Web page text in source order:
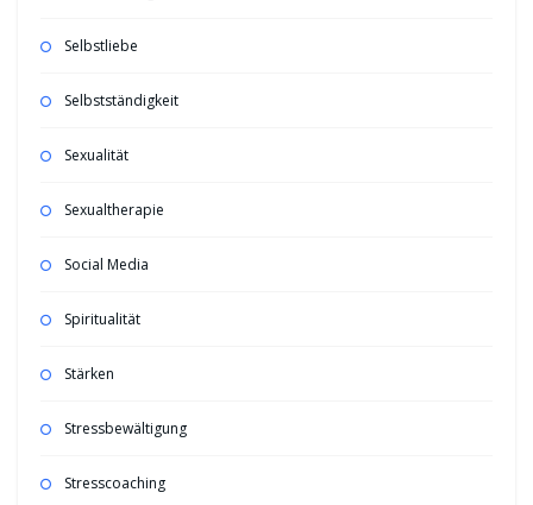
Selbstliebe
Selbstständigkeit
Sexualität
Sexualtherapie
Social Media
Spiritualität
Stärken
Stressbewältigung
Stresscoaching